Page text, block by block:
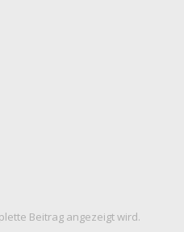
Beitrag angezeigt wird.